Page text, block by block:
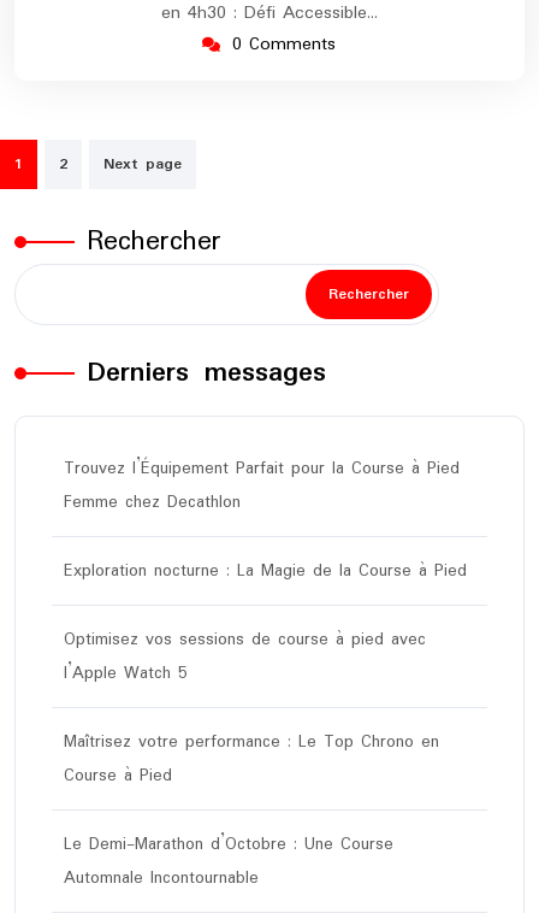
en 4h30 : Défi Accessible…
0 Comments
Pagination
des
publications
1 2 Next page
Rechercher
Rechercher
Derniers messages
Trouvez l’Équipement Parfait pour la Course à Pied
Femme chez Decathlon
Exploration nocturne : La Magie de la Course à Pied
Optimisez vos sessions de course à pied avec
l’Apple Watch 5
Maîtrisez votre performance : Le Top Chrono en
Course à Pied
Le Demi-Marathon d’Octobre : Une Course
Automnale Incontournable